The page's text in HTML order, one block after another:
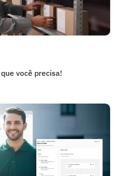
você precisa!